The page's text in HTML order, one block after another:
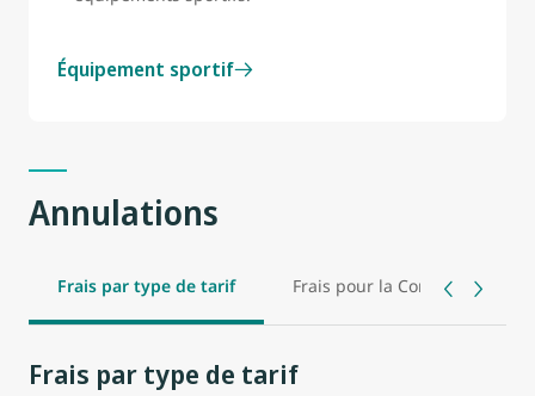
Équipement sportif
Annulations
Frais par type de tarif Frais pour la Corée du Sud
Frais par type de tarif